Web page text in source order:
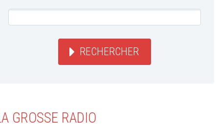
RECHERCHER
GROSSE RADIO